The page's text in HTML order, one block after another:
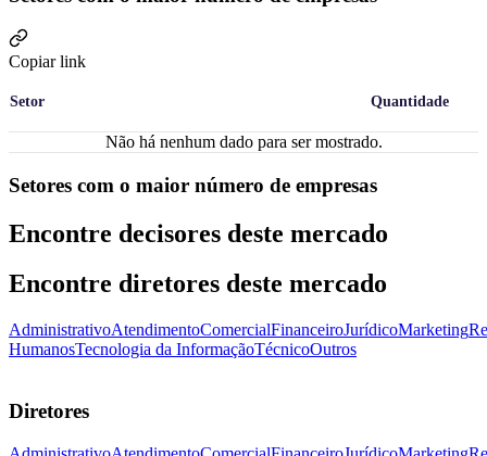
Copiar link
Setor Quantidade
Não há nenhum dado para ser mostrado.
Setores com o maior número de empresas
Encontre decisores deste mercado
Encontre diretores deste mercado
AdministrativoAtendimentoComercialFinanceiroJurídicoMarketing
HumanosTecnologia da InformaçãoTécnicoOutros
Diretores